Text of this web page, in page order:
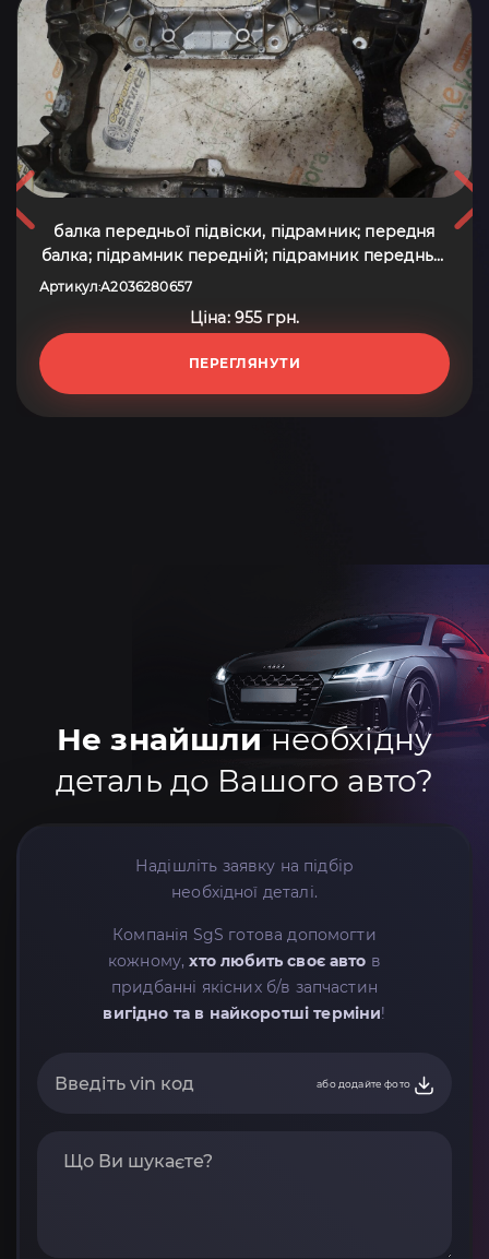
балка передньої підвіски, підрамник; передня
балка; підрамник передній; підрамник передньої
підвіски Mercedes-Benz C-Class W203 (2000-2007)
Артикул:A2036280657
Ціна: 955 грн.
ПЕРЕГЛЯНУТИ
Не знайшлинеобхідну
деталь до Вашого авто?
Надішліть заявку на підбір
необхідної деталі.
Компанія SgS готова допомогти
кожному,хто любить своє авто в
придбанні якісних б/в запчастин
вигідно та в найкоротші терміни!
або додайте фото